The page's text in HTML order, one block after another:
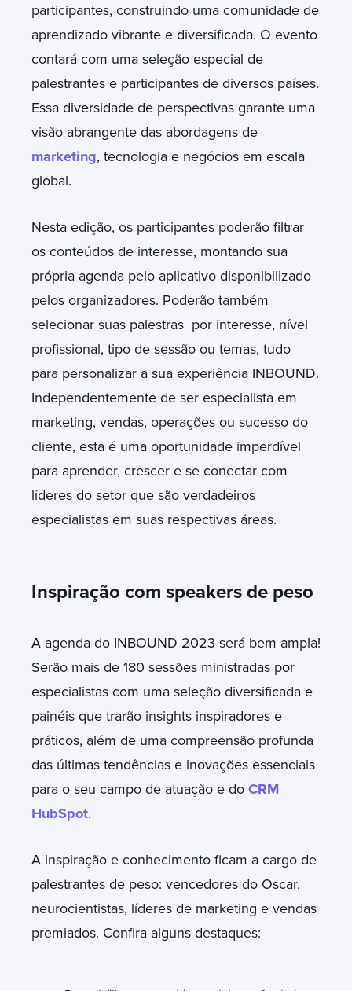
participantes, construindo uma comunidade de
aprendizado vibrante e diversificada. O evento
contará com uma seleção especial de
palestrantes e participantes de diversos países.
Essa diversidade de perspectivas garante uma
visão abrangente das abordagens de
marketing, tecnologia e negócios em escala
global.
Nesta edição, os participantes poderão filtrar
os conteúdos de interesse, montando sua
própria agenda pelo aplicativo disponibilizado
pelos organizadores. Poderão também
selecionar suas palestras por interesse, nível
profissional, tipo de sessão ou temas, tudo
para personalizar a sua experiência INBOUND.
Independentemente de ser especialista em
marketing, vendas, operações ou sucesso do
cliente, esta é uma oportunidade imperdível
para aprender, crescer e se conectar com
líderes do setor que são verdadeiros
especialistas em suas respectivas áreas.
Inspiração com speakers de peso
A agenda do INBOUND 2023 será bem ampla!
Serão mais de 180 sessões ministradas por
especialistas com uma seleção diversificada e
painéis que trarão insights inspiradores e
práticos, além de uma compreensão profunda
das últimas tendências e inovações essenciais
para o seu campo de atuação e do CRM
HubSpot.
A inspiração e conhecimento ficam a cargo de
palestrantes de peso: vencedores do Oscar,
neurocientistas, líderes de marketing e vendas
premiados. Confira alguns destaques: